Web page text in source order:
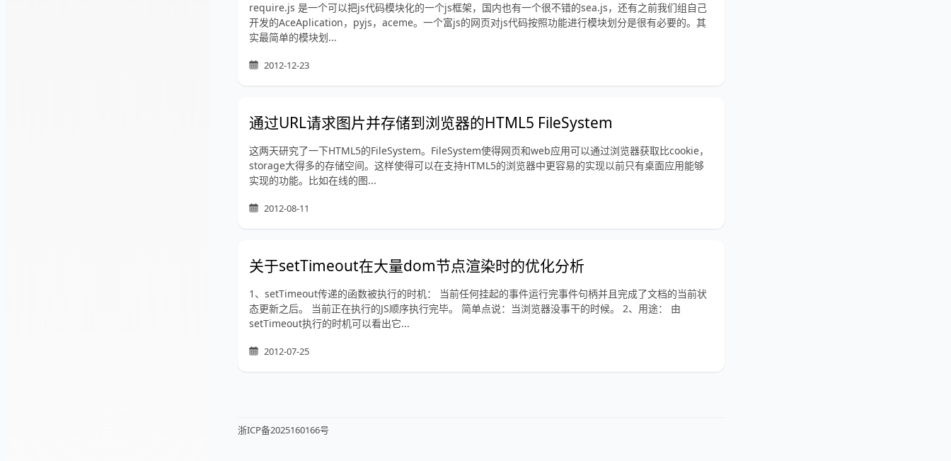
require.js 是一个可以把js代码模块化的一个js框架，国内也有一个很不错的sea.js，还有之前我们组自己
开发的AceAplication，pyjs，aceme。一个富js的网页对js代码按照功能进行模块划分是很有必要的。其
实最简单的模块划...
2012-12-23
通过URL请求图片并存储到浏览器的HTML5 FileSystem
这两天研究了一下HTML5的FileSystem。FileSystem使得网页和web应用可以通过浏览器获取比cookie，
storage大得多的存储空间。这样使得可以在支持HTML5的浏览器中更容易的实现以前只有桌面应用能够
实现的功能。比如在线的图...
2012-08-11
关于setTimeout在大量dom节点渲染时的优化分析
1、setTimeout传递的函数被执行的时机： 当前任何挂起的事件运行完事件句柄并且完成了文档的当前状
态更新之后。 当前正在执行的JS顺序执行完毕。 简单点说：当浏览器没事干的时候。 2、用途： 由
setTimeout执行的时机可以看出它...
2012-07-25
浙ICP备2025160166号